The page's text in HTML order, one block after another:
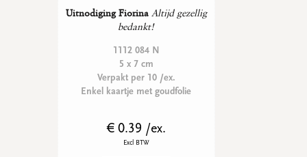
Uitnodiging Fiorina Altijd gezellig
bedankt!
1112 084 N
5 x 7 cm
Verpakt per 10 /ex.
Enkel kaartje met goudfolie
€ 0.39 /ex.
Excl BTW